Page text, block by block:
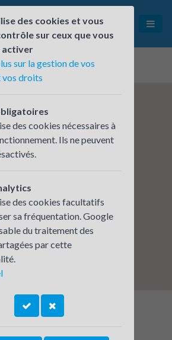
inscrits DDETS 63
des cookies et vous
sur ceux que vous
activer
sur la gestion de vos
vos droits
des cookies nécessaires à
Ils ne peuvent
des cookies facultatifs
sa fréquentation. Google
du traitement des
par cette